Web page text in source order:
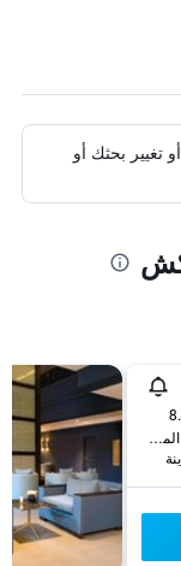
تغيير بحثك أو
شارع باب الجديد, مراكش, المغرب